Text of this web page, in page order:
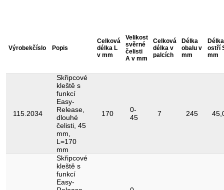
poniklováno
Obsah balení: 1
Plochý a kruhový materiál
Šířka obalu v mm:
Výrobek­číslo Popis
Celková
délka L
v mm
Velikost
svěrné
čelisti
A v mm
Celková
délka v
palcích
Délka
obalu v
mm
Délka
ostří
mm
115.2034
Skřipcové
kleště s
funkcí
Easy-
Release,
dlouhé
čelisti, 45
mm,
L=170
mm
170
0-
45
7 245
Skřipcové
kleště s
funkcí
Easy-